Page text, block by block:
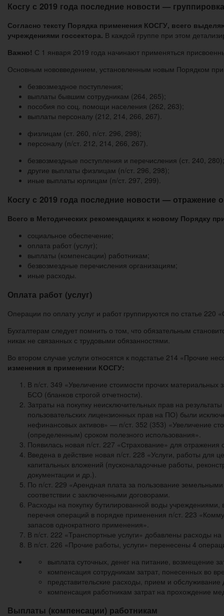
Косгу с 2019 года последние новости —
Согласно тексту Порядка применения КОСГУ, всего
учреждениями госсектора. В каждой группе при этом
Важно! С 1 января 2019 года начинают применяться
Основным нововведением, установленным новым Порядком
безвозмездное поступления;
выплаты бывшим сотрудникам (264, 265);
пособия по соц. помощи населения (262, 263);
выплаты персоналу (212, 214, 266, 267).
физлицам (ст. 260, п/ст. 296, 298);
персоналу (п/ст. 212, 214, 266, 267).
безвозмездные поступления и перечисления (ст. 240, 280);
другие выплаты физлицам (п/ст. 296, 298);
иные выплаты юрлицам (п/ст. 297, 299).
Косгу с 2019 года последние новости — отражение
Всего в Методических рекомендациях к новому Порядку
социальное обеспечение;
оплата работ (услуг);
выплаты (компенсации) работникам;
безвозмездные перечисления организациям;
иные расходы.
Оплата работ (услуг)
Операции по оплату услуг и работ группируются по статье 220
Бухгалтерам следует помнить о том, что обязательным
никак не связанных с трудовыми обязанностями.
Во втором случае услуги относятся к подстатье 214 «Прочие
изменения в применении КОСГУ:
В п/ст. 349 «Увеличение стоимости прочих
БСО (бланков строгой отчетности).
Затраты на покупку неисключительных прав на
пользовательских лицензионных прав на ПО) были
нефинансовых активов» — п/ст. 352 (353) «Увеличение
(определенным) сроком полезного использования».
Появилась новая п/ст. 227 «Страхование» для
Введена в действие новая п/ст. 228 «Услуги, работы для
капитальных вложений (пусконаладочные работы,
документации и др.).
По п/ст. 229 «Арендная плата за пользование
соответствии с заключенными договорами.
Расходы на покупку бутилированной воды учреждениями,
перечня операций в порядке применения п/ст. 223
запасов однократного применения».
В п/ст. 222 «Транспортные услуги» добавлены расходы
В п/ст. 226 «Прочие работы, услуги» перенесены 4
выплата суточных, денег на питание, возмещение
компенсация сотрудникам затрат, понесенных во
представительские расходы, прием и обслуживание
компенсация работникам затрат на прохождение
Выплаты (компенсации) работникам